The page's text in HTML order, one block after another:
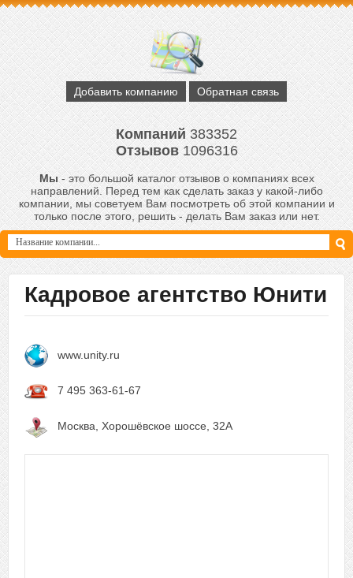
Добавить компанию Обратная связь
Компаний383352
Отзывов1096316
Мы- это большой каталог отзывов о компаниях всех
направлений. Перед тем как сделать заказ у какой-либо
компании, мы советуем Вам посмотреть об этой компании и
только после этого, решить - делать Вам заказ или нет.
Кадровое агентство Юнити
www.unity.ru
7 495 363-61-67
Москва, Хорошёвское шоссе, 32А